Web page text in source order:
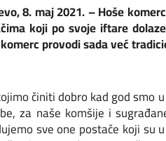
8. maj 2021. –Hoše
koji po svoje iftare
provodi sada već
činiti dobro kad god smo
za naše komšije i
sve one postače koji su